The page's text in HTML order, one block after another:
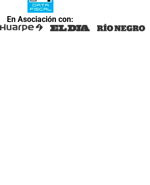
En Asociación con: